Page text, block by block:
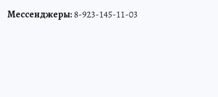
Мессенджеры:8-923-145-11-03